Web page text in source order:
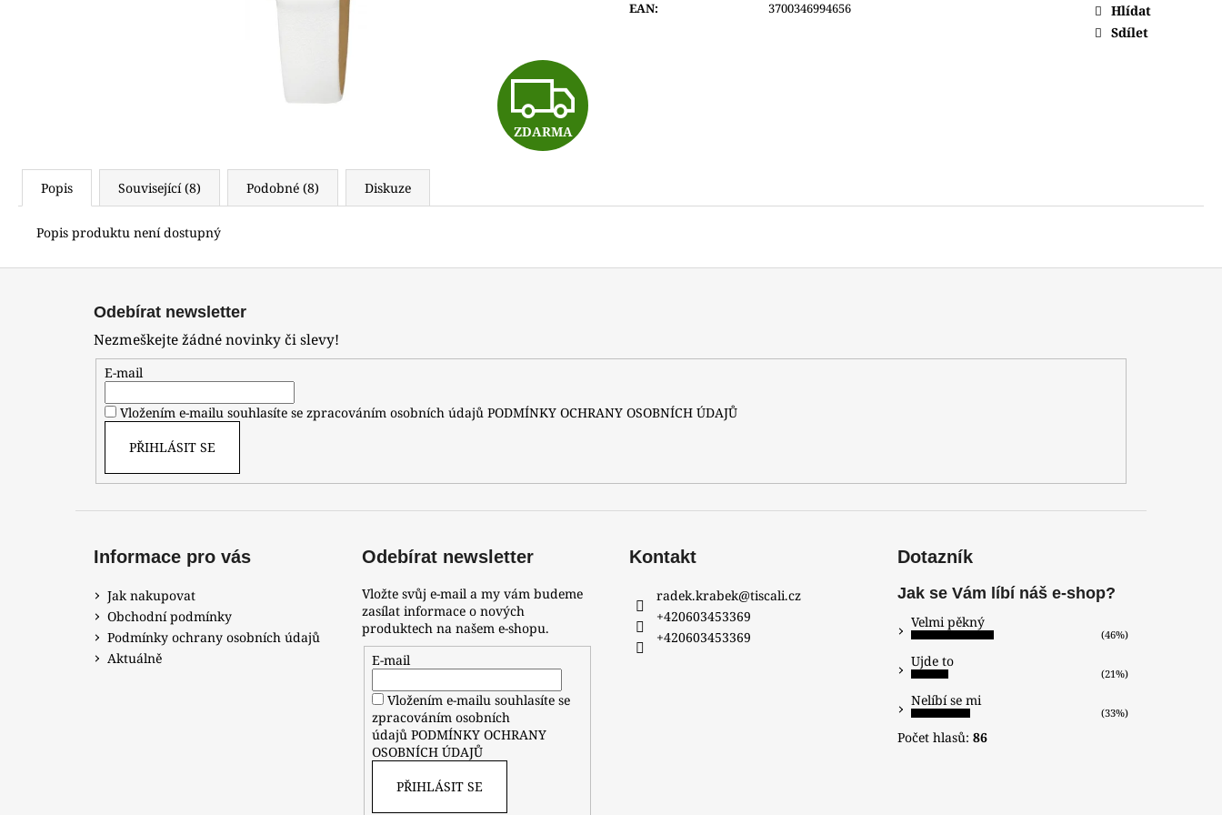
EAN: 3700346994656
Hlídat
Sdílet
Z
D
A
R
M
A
ZDARMA
Popis Související (8) Podobné (8) Diskuze
Popis produktu není dostupný
Odebírat newsletter
Nezmeškejte žádné novinky či slevy!
E-mail
Vložením e-mailu souhlasíte se zpracováním osobních údajů PODMÍNKY OCHRANY OSOBNÍCH ÚDAJŮ
PŘIHLÁSIT SE
Informace pro vás
Jak nakupovat
Obchodní podmínky
Podmínky ochrany osobních údajů
Aktuálně
Odebírat newsletter
Vložte svůj e-mail a my vám budeme
zasílat informace o nových
produktech na našem e-shopu.
E-mail
Vložením e-mailu souhlasíte se
zpracováním osobních
údajůPODMÍNKY OCHRANY
OSOBNÍCH ÚDAJŮ
PŘIHLÁSIT SE
Kontakt
radek.krabek@tiscali.cz
+420603453369
+420603453369
Dotazník
Jak se Vám líbí náš e-shop?
Velmi pěkný
(46%)
Ujde to
(21%)
Nelíbí se mi
(33%)
Počet hlasů: 86